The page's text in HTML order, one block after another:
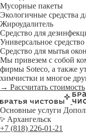
Мусорные пакеты
Экологичные средства
Жироудалитель
Средство для
Универсальное средство
Средство для мытья окон
Мы привезем с собой
фирмы Soteco, а также
химчистки и многое
→ Рассчитать стоимость
Основные услуги
Архангельск
+7 (818) 226-01-21